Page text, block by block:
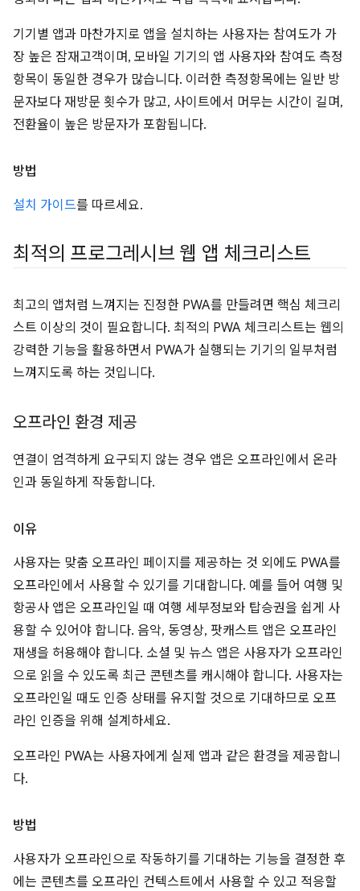
기기별 앱과 마찬가지로 앱을 설치하는 사용자는 참여도가 가
장 높은 잠재고객이며, 모바일 기기의 앱 사용자와 참여도 측정
항목이 동일한 경우가 많습니다. 이러한 측정항목에는 일반 방
문자보다 재방문 횟수가 많고, 사이트에서 머무는 시간이 길며,
전환율이 높은 방문자가 포함됩니다.
방법
설치 가이드를 따르세요.
최적의 프로그레시브 웹 앱 체크리스트
최고의 앱처럼 느껴지는 진정한 PWA를 만들려면 핵심 체크리
스트 이상의 것이 필요합니다. 최적의 PWA 체크리스트는 웹의
강력한 기능을 활용하면서 PWA가 실행되는 기기의 일부처럼
느껴지도록 하는 것입니다.
오프라인 환경 제공
연결이 엄격하게 요구되지 않는 경우 앱은 오프라인에서 온라
인과 동일하게 작동합니다.
이유
사용자는 맞춤 오프라인 페이지를 제공하는 것 외에도 PWA를
오프라인에서 사용할 수 있기를 기대합니다. 예를 들어 여행 및
항공사 앱은 오프라인일 때 여행 세부정보와 탑승권을 쉽게 사
용할 수 있어야 합니다. 음악, 동영상, 팟캐스트 앱은 오프라인
재생을 허용해야 합니다. 소셜 및 뉴스 앱은 사용자가 오프라인
으로 읽을 수 있도록 최근 콘텐츠를 캐시해야 합니다. 사용자는
오프라인일 때도 인증 상태를 유지할 것으로 기대하므로 오프
라인 인증을 위해 설계하세요.
오프라인 PWA는 사용자에게 실제 앱과 같은 환경을 제공합니
다.
방법
사용자가 오프라인으로 작동하기를 기대하는 기능을 결정한 후
에는 콘텐츠를 오프라인 컨텍스트에서 사용할 수 있고 적응할